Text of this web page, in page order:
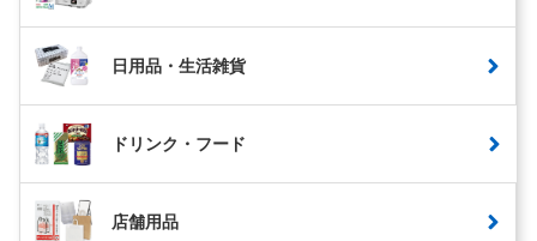
日用品・生活雑貨
ドリンク・フード
店舗用品